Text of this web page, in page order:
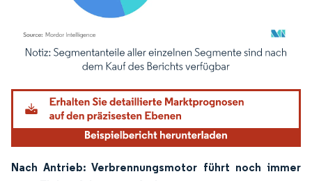
Bild © Mordor Intelligence. Wiederverwendung erfordert Namensnennung
Nach Antrieb: Verbrennungsmotor führt noch immer